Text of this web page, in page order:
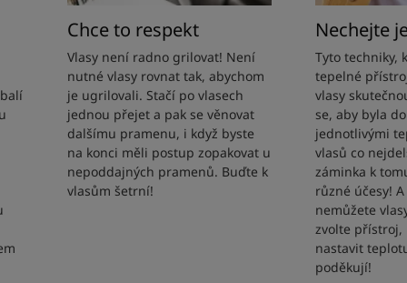
Chce to respekt
Vlasy není radno grilovat! Není
nutné vlasy rovnat tak, abychom
je ugrilovali. Stačí po vlasech
jednou přejet a pak se věnovat
dalšímu pramenu, i když byste
na konci měli postup zopakovat u
nepoddajných pramenů. Buďte k
vlasům šetrní!
Nechejte
Tyto techniky,
tepelné
vlasy
se, aby byla
jednotlivými
vlasů co
záminka k
různé účesy!
nemůžete
zvolte přístroj,
nastavit
poděkují!